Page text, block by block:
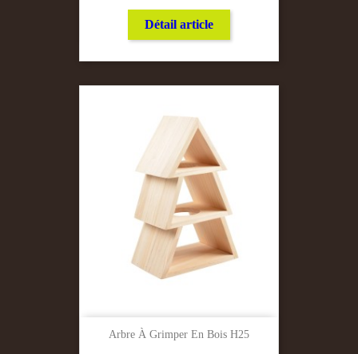
Détail article
Arbre À Grimper En Bois H25